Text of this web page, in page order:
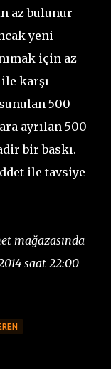
az bulunur
yeni
için az
karşı
500
ayrılan 500
bir baskı.
ile tavsiye
mağazasında
saat 22:00